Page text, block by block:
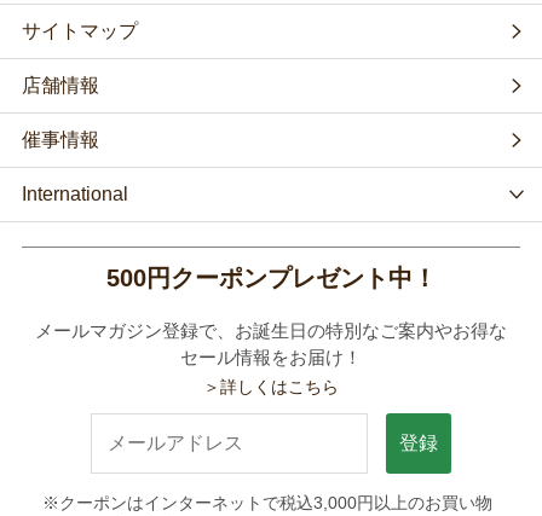
サイトマップ
店舗情報
催事情報
International
500円クーポンプレゼント中！
メールマガジン登録で、お誕生日の特別なご案内やお得な
セール情報をお届け！
＞詳しくはこちら
登録
※クーポンはインターネットで税込3,000円以上のお買い物